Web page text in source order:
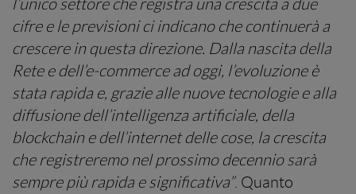
l’unico settore che registra una crescita a due
cifre e le previsioni ci indicano che continuerà a
crescere in questa direzione. Dalla nascita della
Rete e dell’e-commerce ad oggi, l’evoluzione è
stata rapida e, grazie alle nuove tecnologie e alla
diffusione dell’intelligenza artificiale, della
blockchain e dell’internet delle cose, la crescita
che registreremo nel prossimo decennio sarà
sempre più rapida e significativa”. Quanto